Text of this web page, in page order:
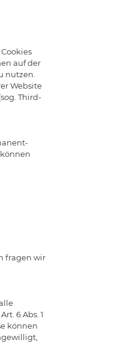
auf der
nutzen.
Website
Third-
fragen wir
6 Abs. 1
können